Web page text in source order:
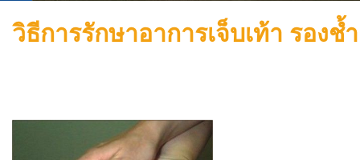
วิธีการรักษาอาการเจ็บเท้า รอง